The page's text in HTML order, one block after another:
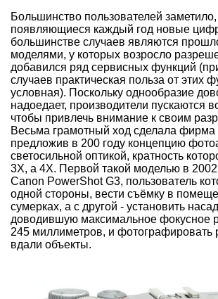
Большинство пользователей заметило,
появляющиеся каждый год новые
большинстве случаев являются
моделями, у которых возросло
добавился ряд сервисных функций
случаев практическая польза от этих
условная). Поскольку однообразие
надоедает, производители пускаются
чтобы привлечь внимание к своим
Весьма грамотный ход сделала фирма
предложив в 200 году концепцию
светосильной оптикой, кратность
3Х, а 4Х. Первой такой моделью в 2002
Canon PowerShot G3, пользователь
одной стороны, вести съёмку в
сумерках, а с другой - установить
доводившую максимальное фокусное
245 миллиметров, и
вдали объекты.